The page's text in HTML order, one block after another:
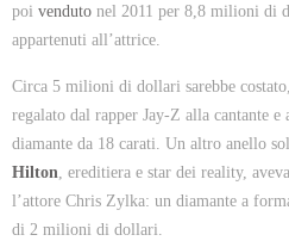
poi venduto nel 2011 per 8,8 milioni di
appartenuti all’attrice.
Circa 5 milioni di dollari sarebbe
regalato dal rapper Jay-Z alla cantante e
diamante da 18 carati. Un altro anello
Hilton, ereditiera e star dei reality,
l’attore Chris Zylka: un diamante a
di 2 milioni di dollari.